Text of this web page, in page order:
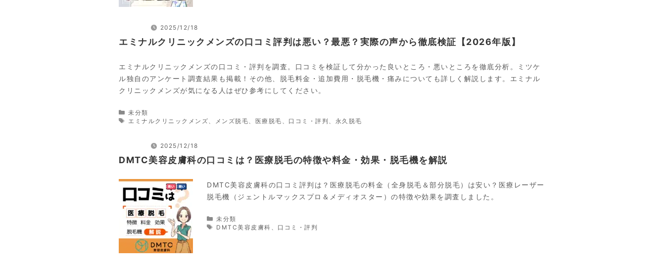
エミナルクリニックメンズの口コミ評判は悪い？最悪？実際の声から徹底検証【2026年版】
2025/12/18
エミナルクリニックメンズの口コミ・評判を調査。口コミを検証して分かった良いところ・悪いところを徹底分析。ミツケ
ル独自のアンケート調査結果も掲載！その他、脱毛料金・追加費用・脱毛機・痛みについても詳しく解説します。エミナル
クリニックメンズが気になる人はぜひ参考にしてください。
カ
テ
未分類
タ
エミナルクリニックメンズ メンズ脱毛 医療脱毛 口コミ・評判 永久脱毛
DMTC美容皮膚科の口コミは？医療脱毛の特徴や料金・効果・脱毛機を解説
2025/12/18
DMTC美容皮膚科の口コミ評判は？医療脱毛の料金（全身脱毛＆部分脱毛）は安い？医療レーザー
脱毛機（ジェントルマックスプロ＆メディオスター）の特徴や効果を調査しました。
カ
テ
未分類
タ
DMTC美容皮膚科 口コミ・評判